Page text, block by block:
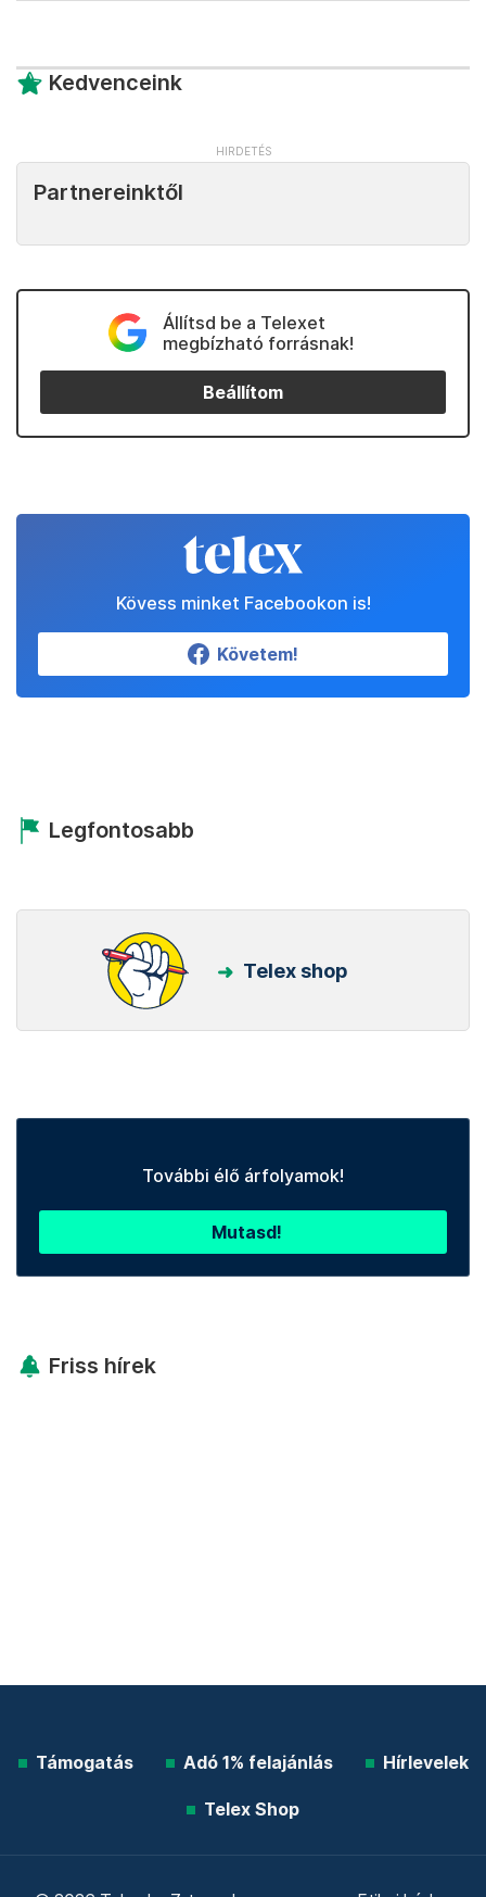
Kedvenceink
Partnereinktől
Állítsd be a Telexet
megbízható forrásnak!
Beállítom
Kövess minket Facebookon is!
Követem!
Legfontosabb
Telex shop
További élő árfolyamok!
Mutasd!
Friss hírek
Támogatás Adó 1% felajánlás Hírlevelek
Telex Shop